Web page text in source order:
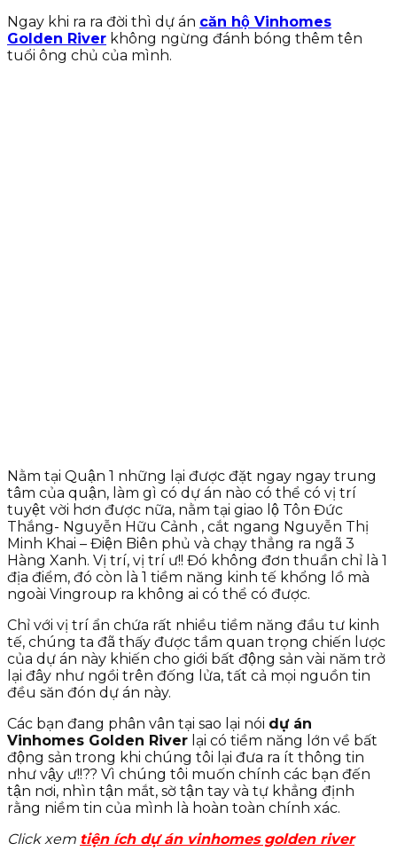
Ngay khi ra ra đời thì dự án căn hộ Vinhomes
Golden River không ngừng đánh bóng thêm tên
tuổi ông chủ của mình.
Nằm tại Quận 1 những lại được đặt ngay ngay trung
tâm của quận, làm gì có dự án nào có thể có vị trí
tuyệt vời hơn được nữa, nằm tại giao lộ Tôn Đức
Thắng- Nguyễn Hữu Cảnh , cắt ngang Nguyễn Thị
Minh Khai – Điện Biên phủ và chạy thẳng ra ngã 3
Hàng Xanh. Vị trí, vị trí ư!! Đó không đơn thuần chỉ là 1
địa điểm, đó còn là 1 tiềm năng kinh tế khổng lồ mà
ngoài Vingroup ra không ai có thể có được.
Chỉ với vị trí ẩn chứa rất nhiều tiềm năng đầu tư kinh
tế, chúng ta đã thấy được tầm quan trọng chiến lược
của dự án này khiến cho giới bất động sản vài năm trở
lại đây như ngồi trên đống lửa, tất cả mọi nguồn tin
đều săn đón dự án này.
Các bạn đang phân vân tại sao lại nói dự án
Vinhomes Golden River lại có tiềm năng lớn về bất
động sản trong khi chúng tôi lại đưa ra ít thông tin
như vậy ư!!?? Vì chúng tôi muốn chính các bạn đến
tận nơi, nhìn tận mắt, sờ tận tay và tự khẳng định
rằng niềm tin của mình là hoàn toàn chính xác.
Click xem tiện ích dự án vinhomes golden river